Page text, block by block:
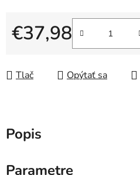
€37,98
Jednotková cena:
Tlač Opýtať sa
Popis
Parametre